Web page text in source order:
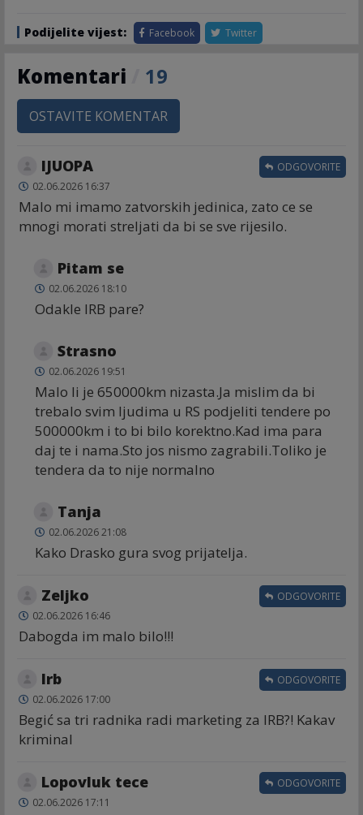
Podijelite vijest: Facebook Twitter
Komentari 19
OSTAVITE KOMENTAR
IJUOPA
02.06.2026 16:37
Malo mi imamo zatvorskih jedinica, zato ce se
mnogi morati streljati da bi se sve rijesilo.
ODGOVORITE
Pitam se
02.06.2026 18:10
Odakle IRB pare?
Strasno
02.06.2026 19:51
Malo li je 650000km nizasta.Ja mislim da bi
trebalo svim ljudima u RS podjeliti tendere po
500000km i to bi bilo korektno.Kad ima para
daj te i nama.Sto jos nismo zagrabili.Toliko je
tendera da to nije normalno
Tanja
02.06.2026 21:08
Kako Drasko gura svog prijatelja.
Zeljko
02.06.2026 16:46
Dabogda im malo bilo!!!
ODGOVORITE
Irb
02.06.2026 17:00
Begić sa tri radnika radi marketing za IRB?! Kakav
kriminal
ODGOVORITE
Lopovluk tece
02.06.2026 17:11
ODGOVORITE